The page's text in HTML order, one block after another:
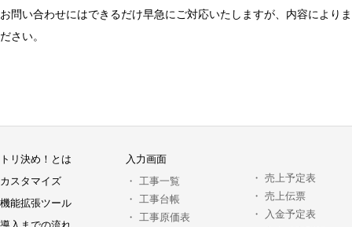
お問い合わせにはできるだけ早急にご対応いたしますが、内容により
ださい。
トリ決め！とは
カスタマイズ
機能拡張ツール
入力画面
・ 工事一覧
・ 工事台帳
・ 工事原価表
・ 売上予定表
・ 売上伝票
・
入金予定表